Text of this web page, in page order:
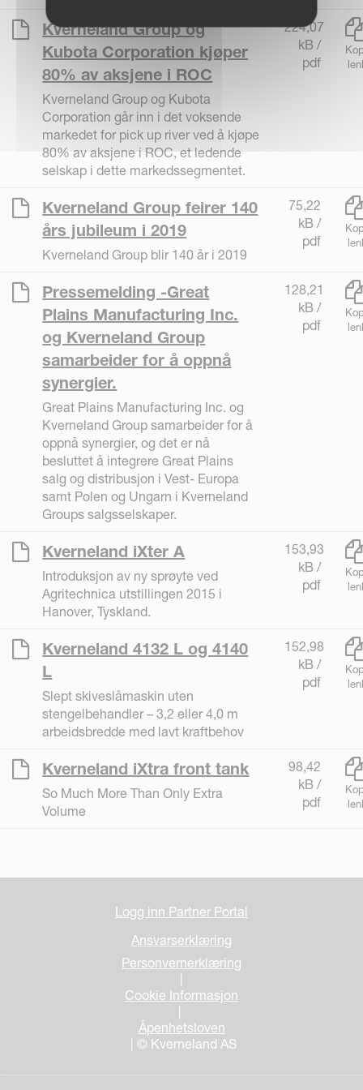
Kverneland Group og
Kubota Corporation kjøper
80% av aksjene i ROC
Kverneland Group og Kubota
Corporation går inn i det voksende
markedet for pick up river ved å kjøpe
80% av aksjene i ROC, et ledende
selskap i dette markedssegmentet.
224,07
kB /
pdf
Kverneland Group feirer 140
års jubileum i 2019
Kverneland Group blir 140 år i 2019
75,22
kB /
pdf
Pressemelding -Great
Plains Manufacturing Inc.
og Kverneland Group
samarbeider for å oppnå
synergier.
Great Plains Manufacturing Inc. og
Kverneland Group samarbeider for å
oppnå synergier, og det er nå
besluttet å integrere Great Plains
salg og distribusjon i Vest- Europa
samt Polen og Ungarn i Kverneland
Groups salgsselskaper.
128,21
kB /
pdf
Kverneland iXter A
Introduksjon av ny sprøyte ved
Agritechnica utstillingen 2015 i
Hanover, Tyskland.
153,93
kB /
pdf
Kverneland 4132 L og 4140
L
Slept skiveslåmaskin uten
stengelbehandler – 3,2 eller 4,0 m
arbeidsbredde med lavt kraftbehov
152,98
kB /
pdf
Kverneland iXtra front tank
So Much More Than Only Extra
Volume
98,42
kB /
pdf
Logg inn Partner Portal
Ansvarserklæring
Personvernerklæring
Cookie Informasjon
Åpenhetsloven
| © Kverneland AS